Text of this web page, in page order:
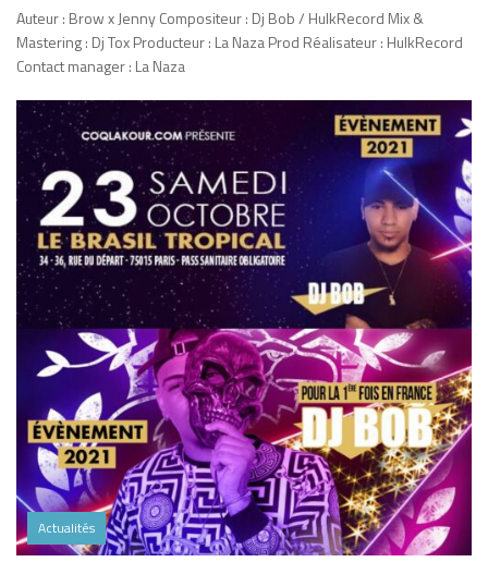
Auteur : Brow x Jenny Compositeur : Dj Bob / HulkRecord Mix &
Mastering : Dj Tox Producteur : La Naza Prod Réalisateur : HulkRecord
Contact manager : La Naza
Actualités